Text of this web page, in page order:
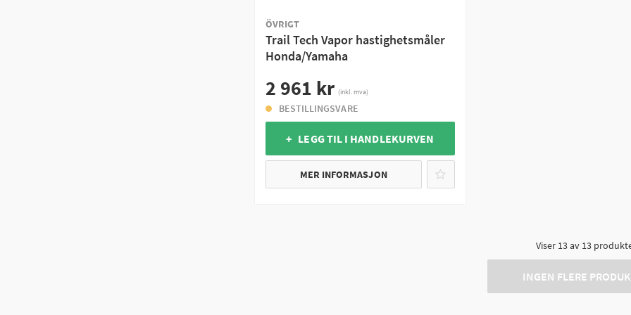
ÖVRIGT
Trail Tech Vapor hastighetsmåler
Honda/Yamaha
2 961 kr (inkl. mva)
BESTILLINGSVARE
+ LEGG TIL I HANDLEKURVEN
MER INFORMASJON
Viser 13av 13
INGEN FLERE